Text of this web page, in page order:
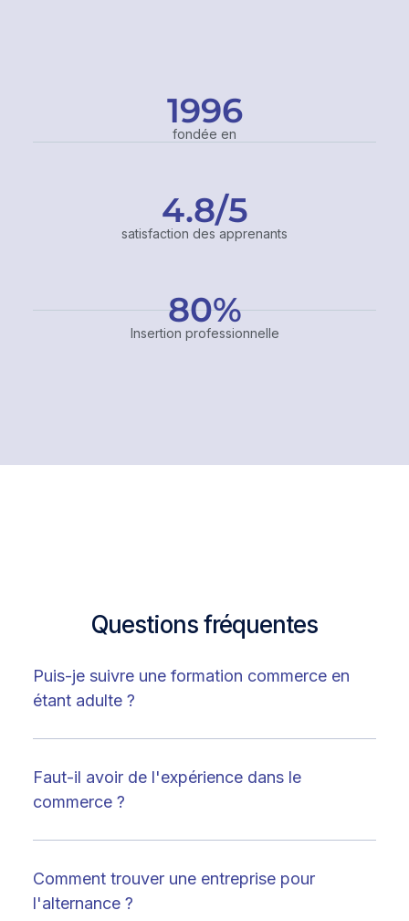
fondée en
1996
satisfaction des apprenants
4.8/5
Insertion professionnelle
80%
Questions fréquentes
Puis-je suivre une formation commerce en
étant adulte ?
Faut-il avoir de l'expérience dans le
commerce ?
Comment trouver une entreprise pour
l'alternance ?